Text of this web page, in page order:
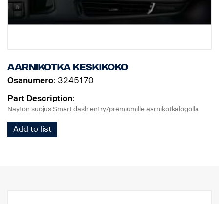
Aarnikotka keskikoko
Osanumero: 3245170
Part Description:
Näytön suojus Smart dash entry/premiumille aarnikotkalogolla
Add to list